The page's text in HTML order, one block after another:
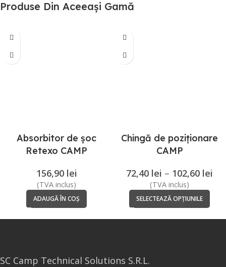
Produse Din Aceeași Gamă
Absorbitor de șoc
Retexo CAMP
156,90 lei
(TVA inclus)
ADAUGĂ ÎN COȘ
Chingă de poziționare
CAMP
72,40 lei – 102,60 lei
(TVA inclus)
SELECTEAZĂ OPȚIUNILE
SC Camp Technical Solutions S.R.L.